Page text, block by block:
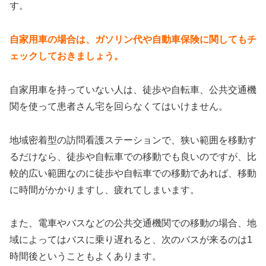
す。
自家用車の場合は、ガソリン代や自動車保険に関してもチ
ェックしておきましょう。
自家用車を持っていない人は、徒歩や自転車、公共交通機
関を使って患者さん宅を回らなくてはいけません。
地域密着型の訪問看護ステーションで、狭い範囲を移動す
るだけなら、徒歩や自転車での移動でも良いのですが、比
較的広い範囲なのに徒歩や自転車での移動であれば、移動
に時間がかかりますし、疲れてしまいます。
また、電車やバスなどの公共交通機関での移動の場合、地
域によってはバスに乗り遅れると、次のバスが来るのは1
時間後ということもよくあります。